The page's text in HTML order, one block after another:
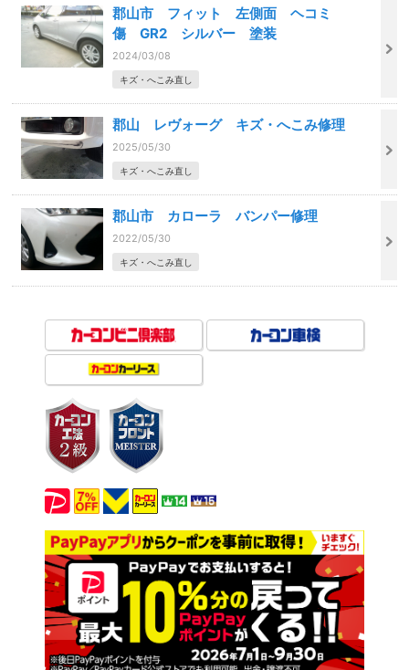
郡山市 フィット 左側面 ヘコミ
傷 GR2 シルバー 塗装
2024/03/08
キズ・へこみ直し
郡山 レヴォーグ キズ・へこみ修理
2025/05/30
キズ・へこみ直し
郡山市 カローラ バンパー修理
2022/05/30
キズ・へこみ直し